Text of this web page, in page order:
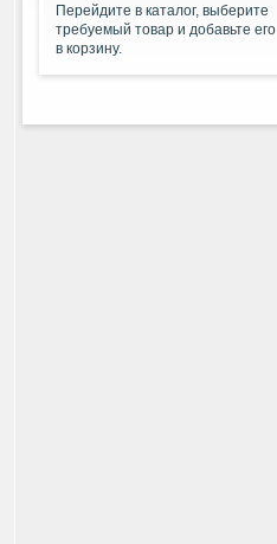
Перейдите в каталог, выберите
требуемый товар и добавьте его
в корзину.